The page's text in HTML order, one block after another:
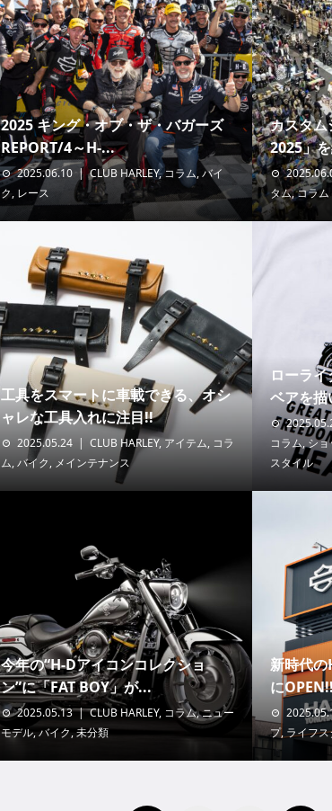
2025 キング・オブ・ザ・バガーズ
REPORT/4～H-...
2025.06.10 CLUB HARLEY,コラム,バイ
ク, レース
カスタム
2025」
タム,コラム
工具をスマートに車載できる、オシ
ャレな工具入れに注目!!
2025.05.24 CLUB HARLEY, アイテム, コラ
ム,バイク, メインテナンス
ローラ
ベアを描
コラム, シ
スタイル
今年の“H-Dアイコンコレクショ
ン”に「FAT BOY」が...
2025.05.13 CLUB HARLEY, コラム,ニュー
モデル,バイク,未分類
新時代
に
プ, ライフ